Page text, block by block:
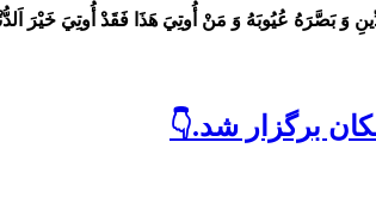
وَ بَصَّرَهُ عُيُوبَهُ وَ مَنْ أُوتِيَ هَذَا فَقَدْ أُوتِيَ خَيْرَ
برگزار شد.👇